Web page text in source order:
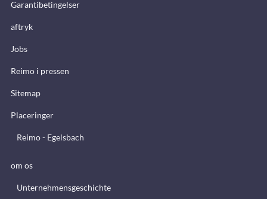
Garantibetingelser
aftryk
Jobs
Reimo i pressen
Sitemap
Placeringer
Reimo - Egelsbach
om os
Unternehmensgeschichte